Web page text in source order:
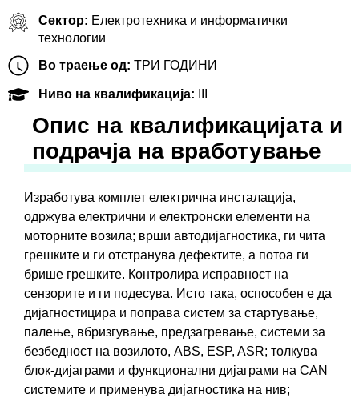
Сектор: Електротехника и информатички
технологии
Во траење од: ТРИ ГОДИНИ
Ниво на квалификација:
Oпис на квалификацијата и
подрачја на вработување
Изработува комплет електрична инсталација,
одржува електрични и електронски елементи на
моторните возила; врши автодијагностика, ги чита
грешките и ги отстранува дефектите, а потоа ги
брише грешките. Контролира исправност на
сензорите и ги подесува. Исто така, оспособен е да
дијагностицира и поправа систем за стaртyвaњe,
палење, вбризгување, предзагревање, системи за
безбедност на возилото, ABS, ESP, ASR; толкува
блок-дијаграми и функционални дијаграми на CAN
системите и применува дијагностика на нив;